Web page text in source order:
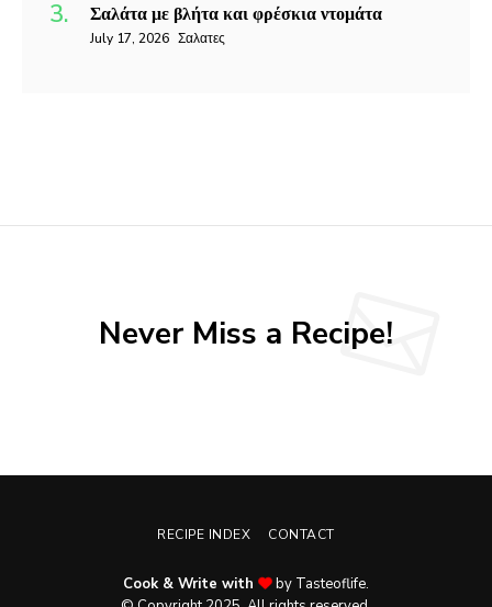
Σαλάτα με βλήτα και φρέσκια ντομάτα
July 17, 2026 Σαλατες
Never Miss a Recipe!
RECIPE INDEX CONTACT
Cook & Write with
by Tasteoflife.